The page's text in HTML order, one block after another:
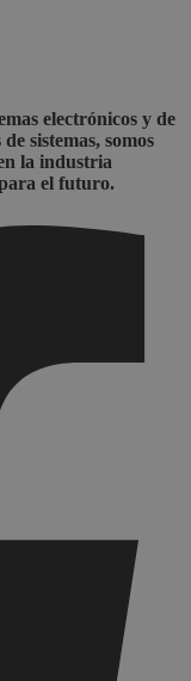
electrónicos y de
sistemas, somos
la industria
el futuro.